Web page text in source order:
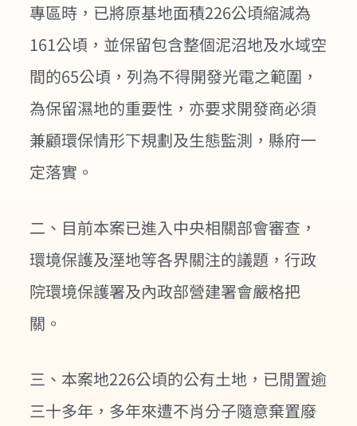
專區時，已將原基地面積226公頃縮減為
161公頃，並保留包含整個泥沼地及水域空
間的65公頃，列為不得開發光電之範圍，
為保留濕地的重要性，亦要求開發商必須
兼顧環保情形下規劃及生態監測，縣府一
定落實。
二、目前本案已進入中央相關部會審查，
環境保護及溼地等各界關注的議題，行政
院環境保護署及內政部營建署會嚴格把
關。
三、本案地226公頃的公有土地，已閒置逾
三十多年，多年來遭不肖分子隨意棄置廢